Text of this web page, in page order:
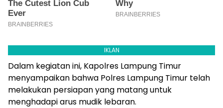
IKLAN
Dalam kegiatan ini, Kapolres Lampung Timur
menyampaikan bahwa Polres Lampung Timur telah
melakukan persiapan yang matang untuk
menghadapi arus mudik lebaran.